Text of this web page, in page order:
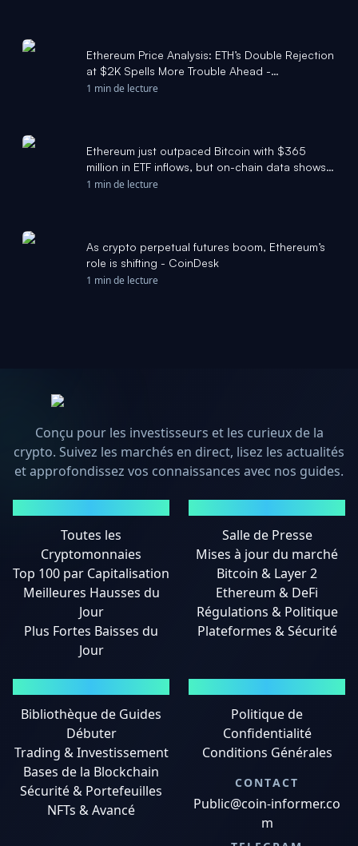
Ethereum Price Analysis: ETH’s Double Rejection
at $2K Spells More Trouble Ahead -
CryptoPotato
1 min de lecture
Ethereum just outpaced Bitcoin with $365
million in ETF inflows, but on-chain data shows
the real bottom isn't in yet - CryptoSlate
1 min de lecture
As crypto perpetual futures boom, Ethereum’s
role is shifting - CoinDesk
1 min de lecture
Conçu pour les investisseurs et les curieux de la
crypto. Suivez les marchés en direct, lisez les actualités
et approfondissez vos connaissances avec nos guides.
Toutes les
Cryptomonnaies
Top 100 par Capitalisation
Meilleures Hausses du
Jour
Plus Fortes Baisses du
Jour
Salle de Presse
Mises à jour du marché
Bitcoin & Layer 2
Ethereum & DeFi
Régulations & Politique
Plateformes & Sécurité
Bibliothèque de Guides
Débuter
Trading & Investissement
Bases de la Blockchain
Sécurité & Portefeuilles
NFTs & Avancé
Politique de
Confidentialité
Conditions Générales
CONTACT
Public@coin-informer.co
m